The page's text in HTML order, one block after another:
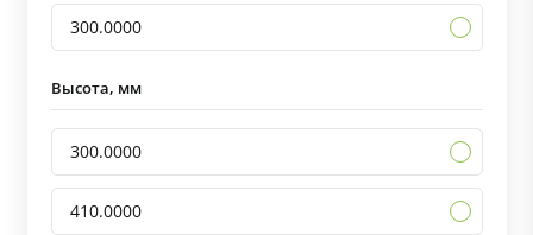
300.0000
Высота, мм
300.0000
410.0000